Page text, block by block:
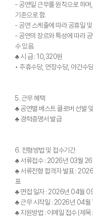
- 공연일 근무를 원칙으로 하
기준으로 함.
- 공연 스케줄에 따라 공휴일
- 공연의 장르와 특성에 따라
수 있음.
♣ 시 급 : 10,320원
• 주휴수당, 연장수당, 야간수
5. 근무 혜택
♣ 공연별 베스트 클로버 선발
♣ 경력증명서 발급
6. 전형방법 및 접수기간
♣ 서류접수 : 2026년 03월 26
♣ 서류전형 합격자 발표 :
표
♣ 면접 일자 : 2026년 04월 09
♣ 근무 시작일 : 2026년 04월
♣ 지원방법 : 이메일 접수 (제